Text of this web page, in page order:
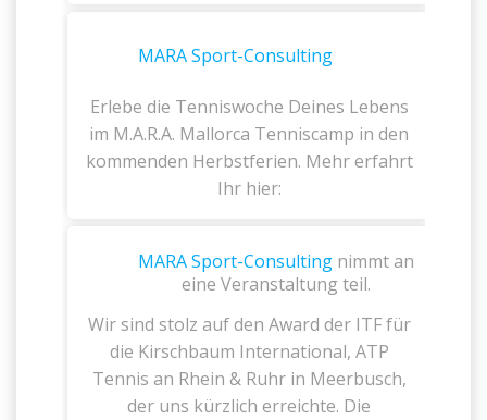
MARA Sport-Consulting
Erlebe die Tenniswoche Deines Lebens
im M.A.R.A. Mallorca Tenniscamp in den
kommenden Herbstferien. Mehr erfahrt
Ihr hier:
MARA Sport-Consulting nimmt an
eine Veranstaltung teil.
Wir sind stolz auf den Award der ITF für
die Kirschbaum International, ATP
Tennis an Rhein & Ruhr in Meerbusch,
der uns kürzlich erreichte. Die